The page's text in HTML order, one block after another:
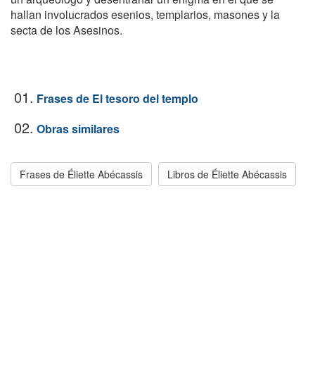
hallan involucrados esenios, templarios, masones y la
secta de los Asesinos.
01. Frases de El tesoro del templo
02. Obras similares
Frases de Éliette Abécassis Libros de Éliette Abécassis